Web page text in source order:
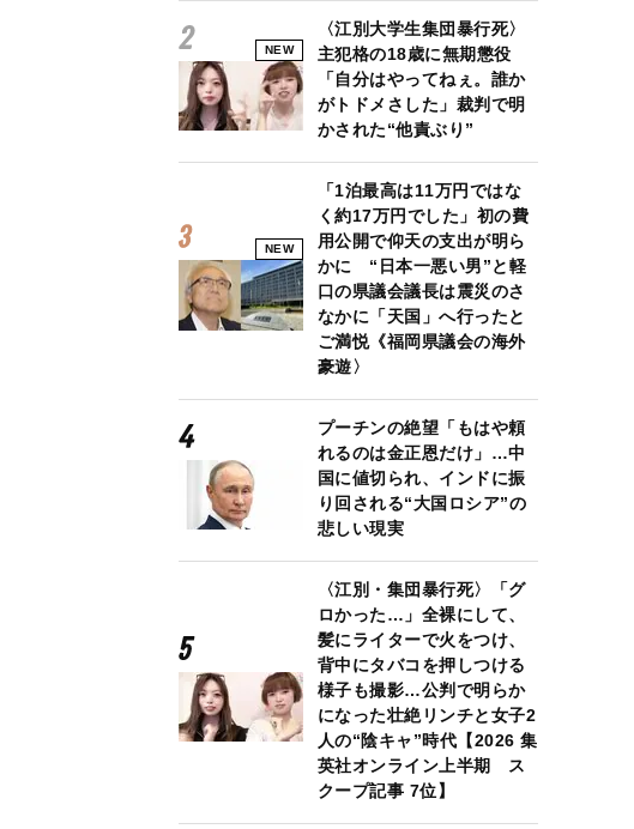
NEW
〈江別大学生集団暴行死〉
主犯格の18歳に無期懲役
「自分はやってねぇ。誰か
がトドメさした」裁判で明
かされた“他責ぶり”
NEW
「1泊最高は11万円ではな
く約17万円でした」初の費
用公開で仰天の支出が明ら
かに “日本一悪い男”と軽
口の県議会議長は震災のさ
なかに「天国」へ行ったと
ご満悦《福岡県議会の海外
豪遊〉
プーチンの絶望「もはや頼
れるのは金正恩だけ」…中
国に値切られ、インドに振
り回される“大国ロシア”の
悲しい現実
〈江別・集団暴行死〉「グ
ロかった…」全裸にして、
髪にライターで火をつけ、
背中にタバコを押しつける
様子も撮影…公判で明らか
になった壮絶リンチと女子2
人の“陰キャ”時代【2026 集
英社オンライン上半期 ス
クープ記事 7位】